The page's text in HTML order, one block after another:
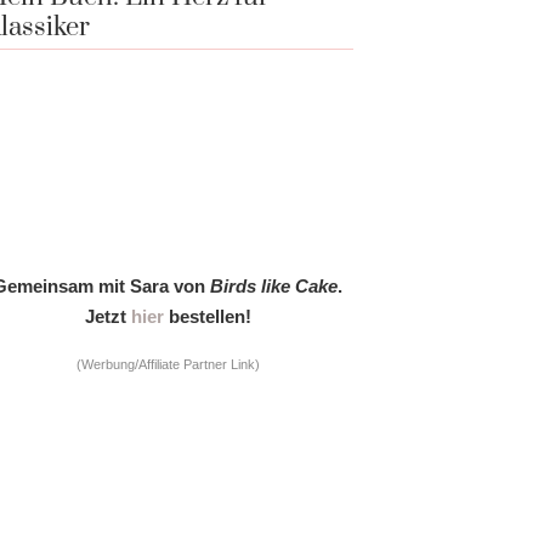
mit Sara vonBirds like Cake.
Jetzt hierbestellen!
(Werbung/Affiliate Partner Link)